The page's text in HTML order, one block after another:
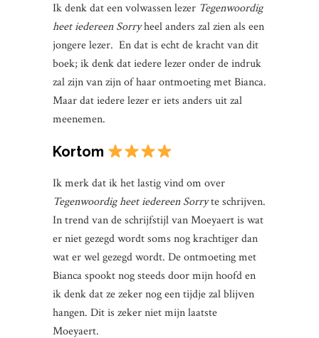
Ik denk dat een volwassen lezer Tegenwoordig
heet iedereen Sorryheel anders zal zien als een
jongere lezer. En dat is echt de kracht van dit
boek; ik denk dat iedere lezer onder de indruk
zal zijn van zijn of haar ontmoeting met Bianca.
Maar dat iedere lezer er iets anders uit zal
meenemen.
Kortom
Ik merk dat ik het lastig vind om over
Tegenwoordig heet iedereen Sorryte schrijven.
In trend van de schrijfstijl van Moeyaert is wat
er niet gezegd wordt soms nog krachtiger dan
wat er wel gezegd wordt. De ontmoeting met
Bianca spookt nog steeds door mijn hoofd en
ik denk dat ze zeker nog een tijdje zal blijven
hangen. Dit is zeker niet mijn laatste
Moeyaert.